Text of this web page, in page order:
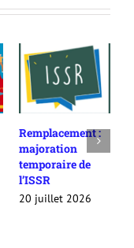
Remplacement :
majoration
temporaire de
l’ISSR
20 juillet 2026